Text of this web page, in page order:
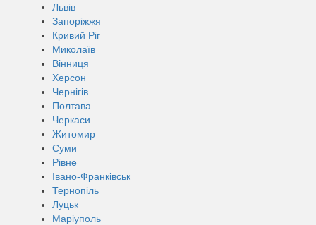
Львів
Запоріжжя
Кривий Ріг
Миколаїв
Вінниця
Херсон
Чернігів
Полтава
Черкаси
Житомир
Суми
Рівне
Івано-Франківськ
Тернопіль
Луцьк
Маріуполь